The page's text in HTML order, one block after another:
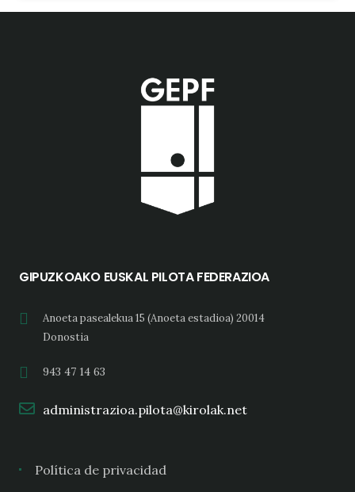
GIPUZKOAKO EUSKAL PILOTA FEDERAZIOA
Anoeta pasealekua 15 (Anoeta estadioa) 20014
Donostia
943 47 14 63
administrazioa.pilota@kirolak.net
Política de privacidad